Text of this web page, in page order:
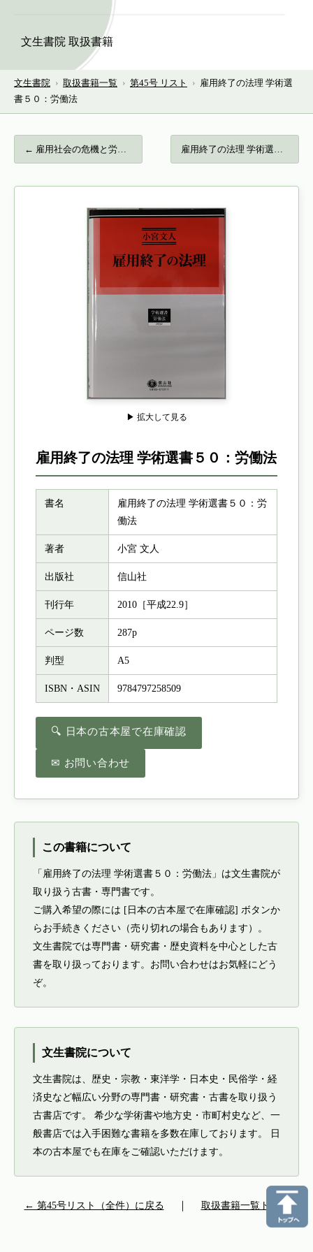
文生書院 取扱書籍
文生書院 › 取扱書籍一覧 › 第45号 リスト › 雇用終了の法理 学術選
書５０：労働法
← 雇用社会の危機と労働・社会保障の展望 龍… 雇用終了の法理 学術選書５０：労働法… →
▶ 拡大して見る
雇用終了の法理 学術選書５０：労働法
書名
雇用終了の法理 学術選書５０：労
働法
著者 小宮 文人
出版社 信山社
刊行年 2010［平成22.9］
ページ数 287p
判型 A5
ISBN・ASIN 9784797258509
🔍 日本の古本屋で在庫確認
✉ お問い合わせ
この書籍について
「雇用終了の法理 学術選書５０：労働法」は文生書院が
取り扱う古書・専門書です。
ご購入希望の際には [日本の古本屋で在庫確認] ボタンか
らお手続きください（売り切れの場合もあります）。
文生書院では専門書・研究書・歴史資料を中心とした古
書を取り扱っております。お問い合わせはお気軽にどう
ぞ。
文生書院について
文生書院は、歴史・宗教・東洋学・日本史・民俗学・経
済史など幅広い分野の専門書・研究書・古書を取り扱う
古書店です。 希少な学術書や地方史・市町村史など、一
般書店では入手困難な書籍を多数在庫しております。 日
本の古本屋でも在庫をご確認いただけます。
← 第45号リスト（全件）に戻る 取扱書籍一覧トップ